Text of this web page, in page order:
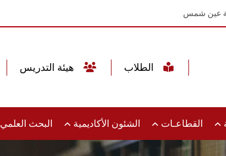
عين شمس
القطاعـات الشئون الأكاديمية البحث العلمي